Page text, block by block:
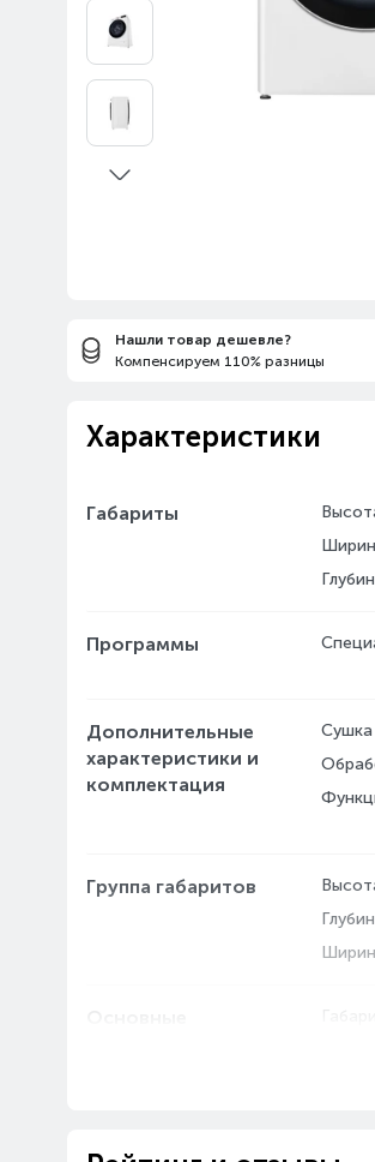
Нашли товар дешевле?
Компенсируем 110% разницы
Характеристики
Габариты
Программы
Дополнительные
характеристики и
комплектация
Сушка
Группа габаритов